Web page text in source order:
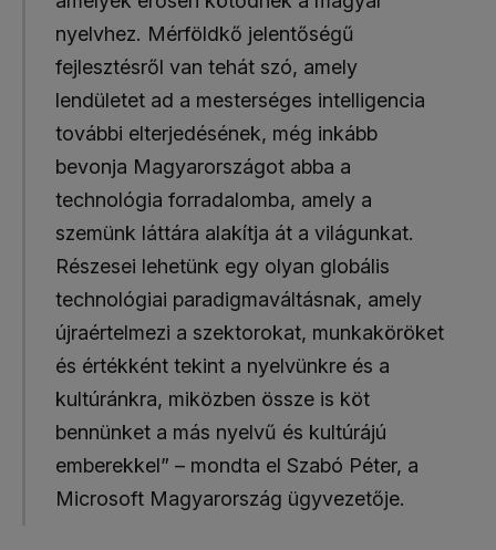
nyelvhez. Mérföldkő jelentőségű
fejlesztésről van tehát szó, amely
lendületet ad a mesterséges intelligencia
további elterjedésének, még inkább
bevonja Magyarországot abba a
technológia forradalomba, amely a
szemünk láttára alakítja át a világunkat.
Részesei lehetünk egy olyan globális
technológiai paradigmaváltásnak, amely
újraértelmezi a szektorokat, munkaköröket
és értékként tekint a nyelvünkre és a
kultúránkra, miközben össze is köt
bennünket a más nyelvű és kultúrájú
emberekkel” – mondta el Szabó Péter, a
Microsoft Magyarország ügyvezetője.